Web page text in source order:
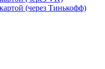
(через Тинькофф)